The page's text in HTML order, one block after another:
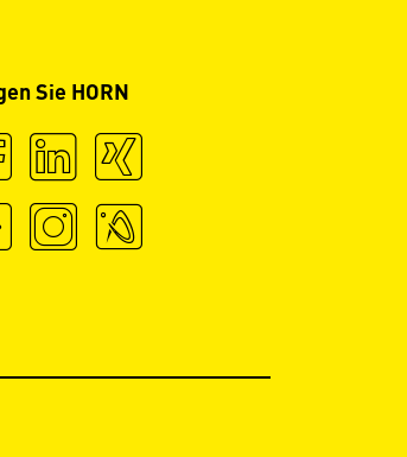
Sie HORN